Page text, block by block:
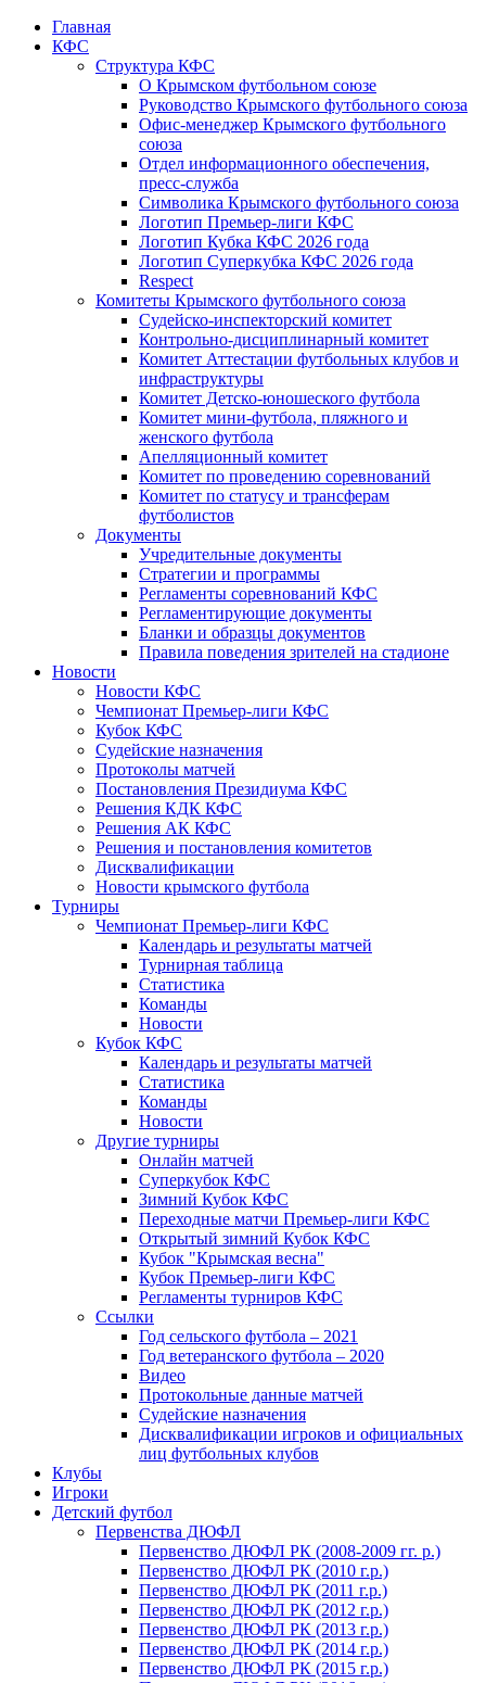
Главная
КФС
Структура КФС
О Крымском футбольном союзе
Руководство Крымского футбольного союза
Офис-менеджер Крымского футбольного
союза
Отдел информационного обеспечения,
пресс-служба
Символика Крымского футбольного союза
Логотип Премьер-лиги КФС
Логотип Кубка КФС 2026 года
Логотип Суперкубка КФС 2026 года
Respect
Комитеты Крымского футбольного союза
Судейско-инспекторский комитет
Контрольно-дисциплинарный комитет
Комитет Аттестации футбольных клубов и
инфраструктуры
Комитет Детско-юношеского футбола
Комитет мини-футбола, пляжного и
женского футбола
Апелляционный комитет
Комитет по проведению соревнований
Комитет по статусу и трансферам
футболистов
Документы
Учредительные документы
Стратегии и программы
Регламенты соревнований КФС
Регламентирующие документы
Бланки и образцы документов
Правила поведения зрителей на стадионе
Новости
Новости КФС
Чемпионат Премьер-лиги КФС
Кубок КФС
Судейские назначения
Протоколы матчей
Постановления Президиума КФС
Решения КДК КФС
Решения АК КФС
Решения и постановления комитетов
Дисквалификации
Новости крымского футбола
Турниры
Чемпионат Премьер-лиги КФС
Календарь и результаты матчей
Турнирная таблица
Статистика
Команды
Новости
Кубок КФС
Календарь и результаты матчей
Статистика
Команды
Новости
Другие турниры
Онлайн матчей
Суперкубок КФС
Зимний Кубок КФС
Переходные матчи Премьер-лиги КФС
Открытый зимний Кубок КФС
Кубок "Крымская весна"
Кубок Премьер-лиги КФС
Регламенты турниров КФС
Ссылки
Год сельского футбола – 2021
Год ветеранского футбола – 2020
Видео
Протокольные данные матчей
Судейские назначения
Дисквалификации игроков и официальных
лиц футбольных клубов
Клубы
Игроки
Детский футбол
Первенства ДЮФЛ
Первенство ДЮФЛ РК (2008-2009 гг. р.)
Первенство ДЮФЛ РК (2010 г.р.)
Первенство ДЮФЛ РК (2011 г.р.)
Первенство ДЮФЛ РК (2012 г.р.)
Первенство ДЮФЛ РК (2013 г.р.)
Первенство ДЮФЛ РК (2014 г.р.)
Первенство ДЮФЛ РК (2015 г.р.)